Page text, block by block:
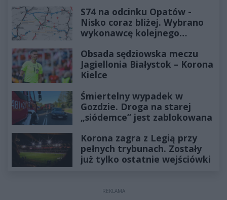
S74 na odcinku Opatów -
Nisko coraz bliżej. Wybrano
wykonawcę kolejnego
Obsada sędziowska meczu
Jagiellonia Białystok – Korona
Kielce
Śmiertelny wypadek w
Gozdzie. Droga na starej
„siódemce” jest zablokowana
Korona zagra z Legią przy
pełnych trybunach. Zostały
już tylko ostatnie wejściówki
REKLAMA